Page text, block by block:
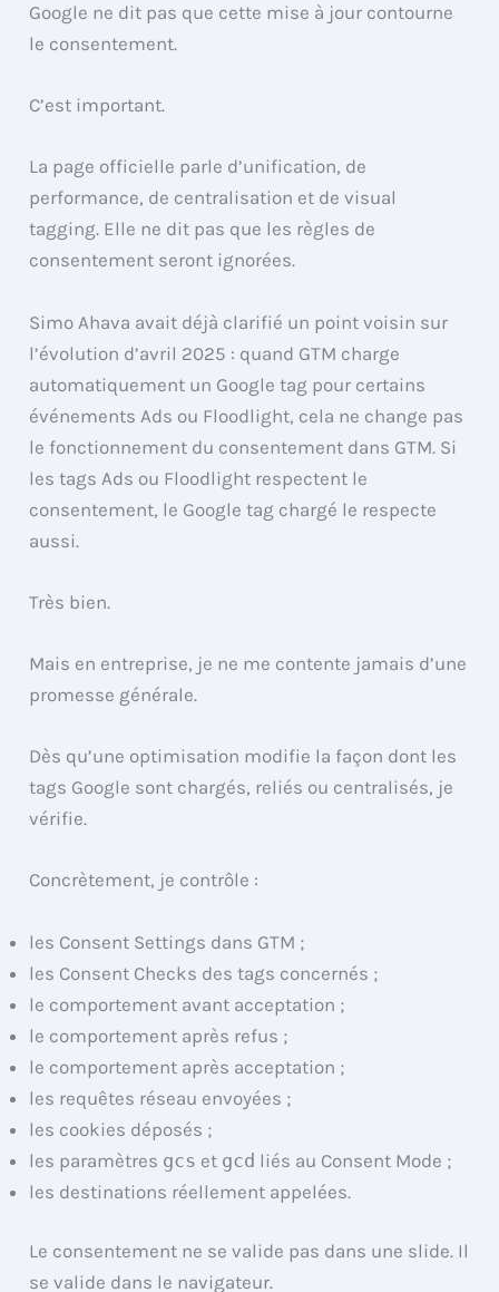
Google ne dit pas que cette mise à jour contourne
le consentement.
C’est important.
La page officielle parle d’unification, de
performance, de centralisation et de visual
tagging. Elle ne dit pas que les règles de
consentement seront ignorées.
Simo Ahava avait déjà clarifié un point voisin sur
l’évolution d’avril 2025 : quand GTM charge
automatiquement un Google tag pour certains
événements Ads ou Floodlight, cela ne change pas
le fonctionnement du consentement dans GTM. Si
les tags Ads ou Floodlight respectent le
consentement, le Google tag chargé le respecte
aussi.
Très bien.
Mais en entreprise, je ne me contente jamais d’une
promesse générale.
Dès qu’une optimisation modifie la façon dont les
tags Google sont chargés, reliés ou centralisés, je
vérifie.
Concrètement, je contrôle :
les Consent Settings dans GTM ;
les Consent Checks des tags concernés ;
le comportement avant acceptation ;
le comportement après refus ;
le comportement après acceptation ;
les requêtes réseau envoyées ;
les cookies déposés ;
les paramètres gcs et gcd liés au Consent Mode ;
les destinations réellement appelées.
Le consentement ne se valide pas dans une slide. Il
se valide dans le navigateur.